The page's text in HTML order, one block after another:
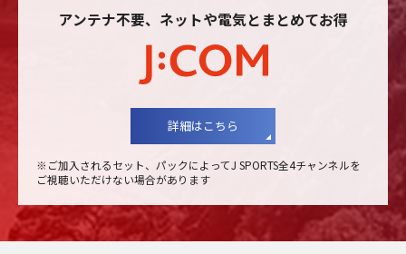
アンテナ不要、ネットや電気とまとめてお得
詳細はこちら
※ご加入されるセット、パックによってJ SPORTS全4チャンネルを
ご視聴いただけない場合があります